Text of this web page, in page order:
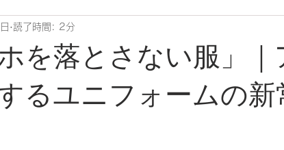
を落とさない服」
るユニフォームの新
読了時間: 2分